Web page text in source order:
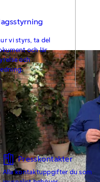
vi styrs, ta del
och lär
och
Presskontakter
Alla kontaktuppgifter du som